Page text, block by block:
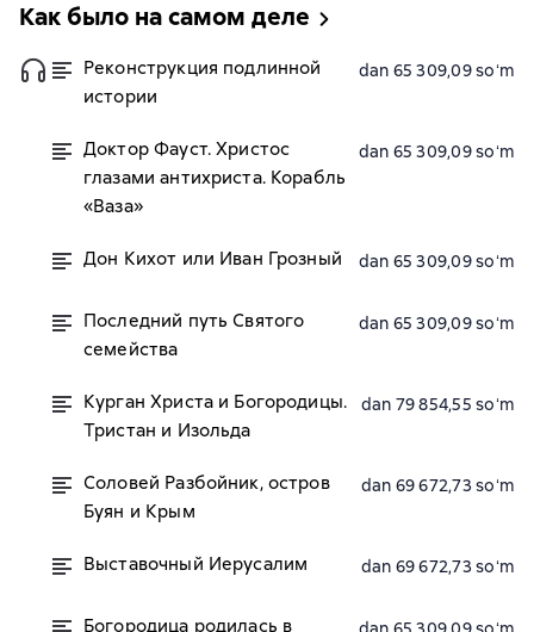
Как было на самом деле
Реконструкция подлинной
истории
dan 65 309,09 soʻm
Доктор Фауст. Христос
глазами антихриста. Корабль
«Ваза»
dan 65 309,09 soʻm
Дон Кихот или Иван Грозный dan 65 309,09 soʻm
Последний путь Святого
семейства
dan 65 309,09 soʻm
Курган Христа и Богородицы.
Тристан и Изольда
dan 79 854,55 soʻm
Соловей Разбойник, остров
Буян и Крым
dan 69 672,73 soʻm
Выставочный Иерусалим dan 69 672,73 soʻm
Богородица родилась в